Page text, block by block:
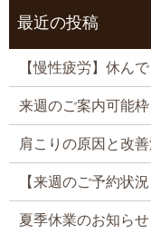
最近の投稿
【慢性疲労】休ん
来週のご案内可能
肩こりの原因と改
【来週のご予約状
夏季休業のお知らせ